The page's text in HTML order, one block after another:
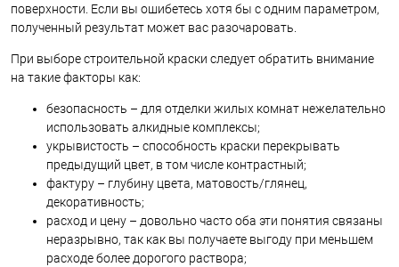
поверхности. Если вы ошибетесь хотя бы с одним параметром,
полученный результат может вас разочаровать.
При выборе строительной краски следует обратить внимание
на такие факторы как:
безопасность – для отделки жилых комнат нежелательно
использовать алкидные комплексы;
укрывистость – способность краски перекрывать
предыдущий цвет, в том числе контрастный;
фактуру – глубину цвета, матовость/глянец,
декоративность;
расход и цену – довольно часто оба эти понятия связаны
неразрывно, так как вы получаете выгоду при меньшем
расходе более дорогого раствора;